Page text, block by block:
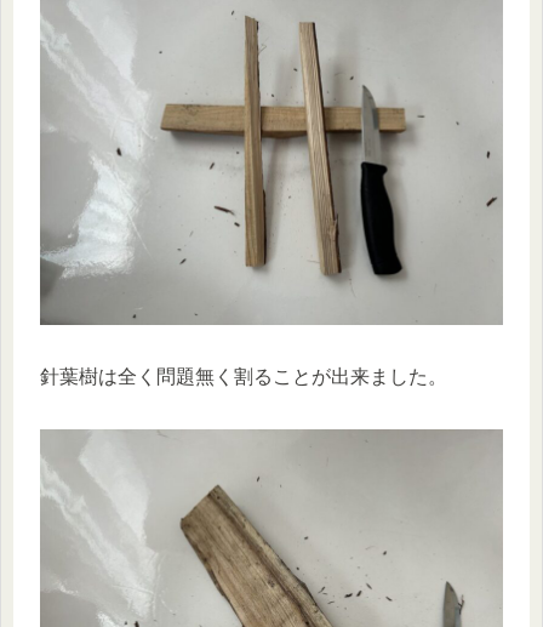
針葉樹は全く問題無く割ることが出来ました。